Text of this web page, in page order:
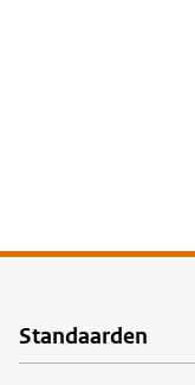
Voet
Standaarden